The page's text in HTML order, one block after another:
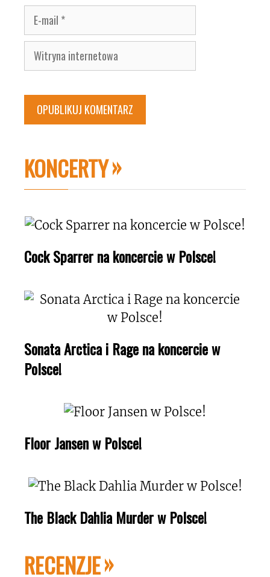
E-
mail
Witryna
internetowa
KONCERTY
Cock Sparrer na koncercie w Polsce!
Sonata Arctica i Rage na koncercie w
Polsce!
Floor Jansen w Polsce!
The Black Dahlia Murder w Polsce!
RECENZJE